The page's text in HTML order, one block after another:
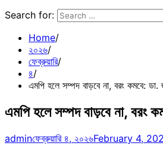
Search for:
Home
২০২৬
ফেব্রুয়ারি
৪
এমপি হলে সম্পদ বাড়বে না, বরং কমবে: ডা.
এমপি হলে সম্পদ বাড়বে না, বরং
adminফেব্রুয়ারি ৪, ২০২৬February 4,